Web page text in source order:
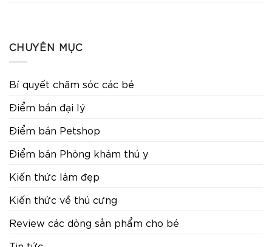
CHUYÊN MỤC
Bí quyết chăm sóc các bé
Điểm bán đại lý
Điểm bán Petshop
Điểm bán Phòng khám thú y
Kiến thức làm đẹp
Kiến thức về thú cưng
Review các dòng sản phẩm cho bé